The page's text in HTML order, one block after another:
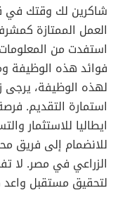
شاكرين لك وقتك في
العمل الممتازة
استفدت من
فوائد هذه الوظيفة
لهذه الوظيفة، يرجى
استمارة التقديم.
ايطاليا للاستثمار
للانضمام إلى فريق
الزراعي في مصر. لا
لتحقيق مستقبل